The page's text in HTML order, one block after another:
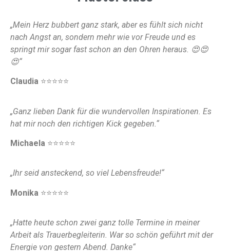
„Mein Herz bubbert ganz stark, aber es fühlt sich nicht
nach Angst an, sondern mehr wie vor Freude und es
springt mir sogar fast schon an den Ohren heraus. 😍😍
😍“
Claudia ⭐️⭐️⭐️⭐️⭐️
„Ganz lieben Dank für die wundervollen Inspirationen. Es
hat mir noch den richtigen Kick gegeben.“
Michaela ⭐️⭐️⭐️⭐️⭐️
„Ihr seid ansteckend, so viel Lebensfreude!“
Monika ⭐️⭐️⭐️⭐️⭐️
„Hatte heute schon zwei ganz tolle Termine in meiner
Arbeit als Trauerbegleiterin. War so schön geführt mit der
Energie von gestern Abend. Danke“